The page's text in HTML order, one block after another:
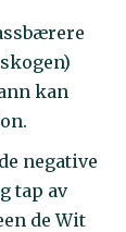
kan
negative
tap av
de Wit